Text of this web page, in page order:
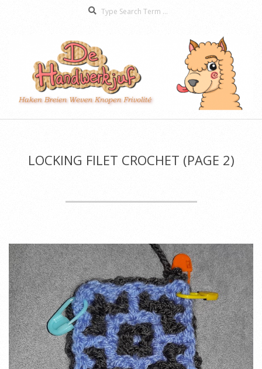
De
LOCKING FILET CROCHET (PAGE 2)